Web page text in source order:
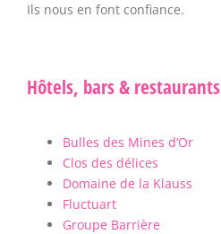
Ils nous en font confiance.
Hôtels, bars & restaurants
Bulles des Mines d’Or
Clos des délices
Domaine de la Klauss
Fluctuart
Groupe Barrière